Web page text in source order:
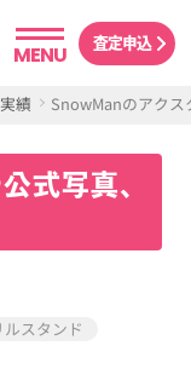
MENU
査定申込
績 SnowManのアク
式写真、
スタンド